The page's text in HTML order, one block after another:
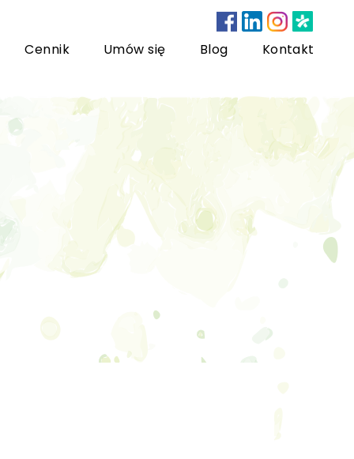
Cennik Umów się Blog Kontakt
bariatryczne
dzieci i młodzieży
rodzinna
Trening Umiejętności Społecznych dla dzieci i